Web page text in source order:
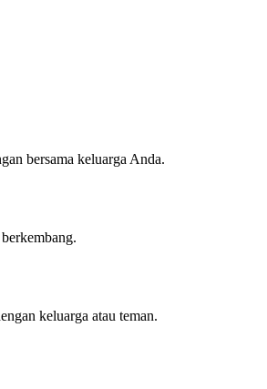
bersama keluarga Anda.
keluarga atau teman.